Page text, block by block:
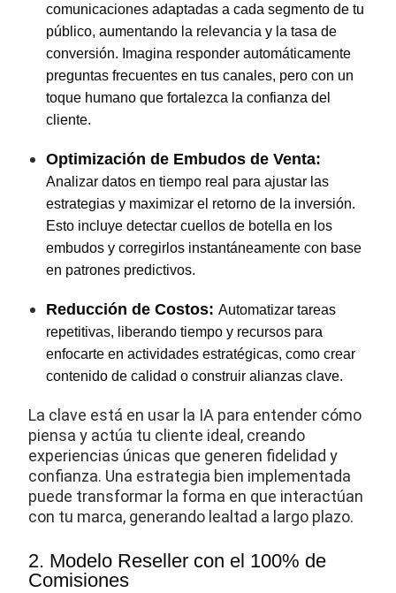
comunicaciones adaptadas a cada segmento de tu
público, aumentando la relevancia y la tasa de
conversión. Imagina responder automáticamente
preguntas frecuentes en tus canales, pero con un
toque humano que fortalezca la confianza del
cliente.
Optimización de Embudos de Venta:
Analizar datos en tiempo real para ajustar las
estrategias y maximizar el retorno de la inversión.
Esto incluye detectar cuellos de botella en los
embudos y corregirlos instantáneamente con base
en patrones predictivos.
Reducción de Costos:Automatizar tareas
repetitivas, liberando tiempo y recursos para
enfocarte en actividades estratégicas, como crear
contenido de calidad o construir alianzas clave.
La clave está en usar la IA para entender cómo
piensa y actúa tu cliente ideal, creando
experiencias únicas que generen fidelidad y
confianza. Una estrategia bien implementada
puede transformar la forma en que interactúan
con tu marca, generando lealtad a largo plazo.
2. Modelo Reseller con el 100% de
Comisiones